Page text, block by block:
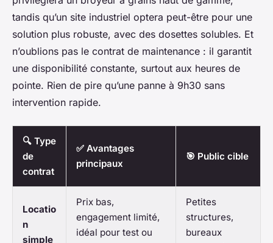
tandis qu’un site industriel optera peut-être pour une
solution plus robuste, avec des dosettes solubles. Et
n’oublions pas le contrat de maintenance : il garantit
une disponibilité constante, surtout aux heures de
pointe. Rien de pire qu’une panne à 9h30 sans
intervention rapide.
🔍 Type
de
contrat
✅ Avantages
principaux
🎯 Public cible
Locatio
n
simple
Prix bas,
engagement limité,
idéal pour test ou
Petites
structures,
bureaux